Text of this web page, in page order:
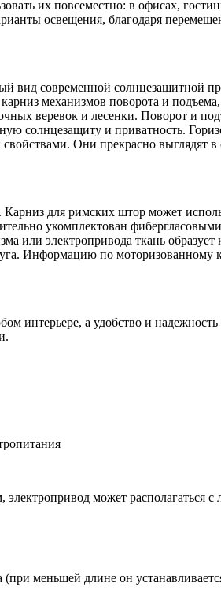
их повсеместно: в офисах,
освещения, благодаря
вид современной солнцезащитной
механизмов поворота и подъема,
веревок и лесенки. Поворот и
солнцезащиту и приватность.
Они прекрасно выглядят в
для римских штор может
укомплектован
или электропривода ткань образует
Информацию по моторизованному
интерьере, а удобство и надежность
может располагаться с
(при меньшей длине он